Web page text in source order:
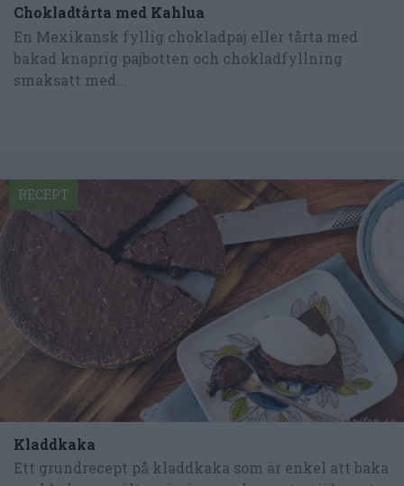
Chokladtårta med Kahlua
En Mexikansk fyllig chokladpaj eller tårta med
bakad knaprig pajbotten och chokladfyllning
smaksatt med...
Kladdkaka
Ett grundrecept på kladdkaka som är enkel att baka
RECEPT